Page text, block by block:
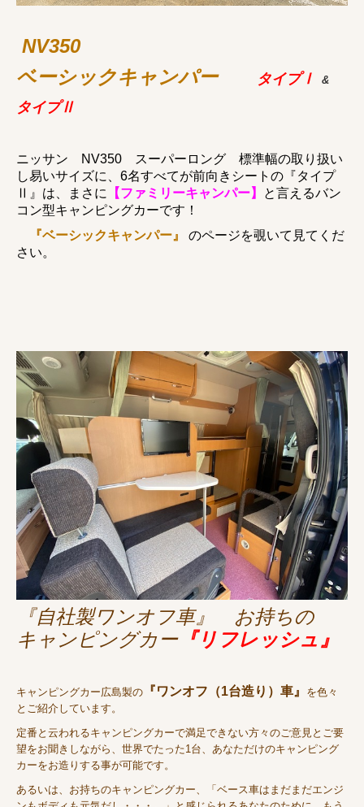
NV350
ベーシックキャンパー
タイプⅠ &
タイプⅡ
ニッサン NV350 スーパーロング 標準幅の取り扱い
し易いサイズに、6名すべてが前向きシートの『タイプ
Ⅱ』は、
まさに 【ファミリーキャンパー】
と言えるバン
コン型キャンピングカーです！
『ベーシックキャンパー』
のページを覗いて見てくだ
さい。
『自社製ワンオフ車』
お持ちの
キャンピングカー『リフレッシュ』
キャンピングカー広島製の 『ワンオフ（1台造り）車』
を色々
とご紹介しています。
定番と云われるキャンピングカーで満足できない方々のご意見とご要
望をお聞きしながら、世界でたった1台、あなただけのキャンピング
カーをお造りする事が可能です。
あるいは、お持ちのキャンピングカー、「ベース車はまだまだエンジ